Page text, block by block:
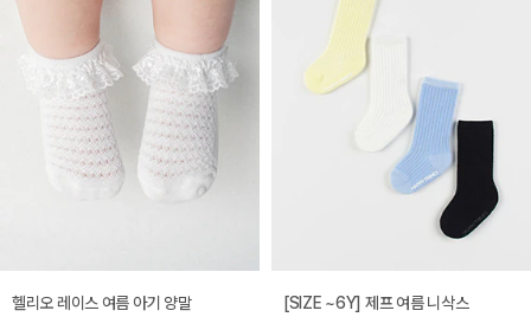
헬리오 레이스 여름 아기 양말 [SIZE ~6Y] 제프 여름 니삭스